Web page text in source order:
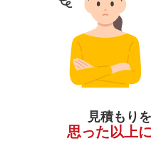
見積もり
思った以上